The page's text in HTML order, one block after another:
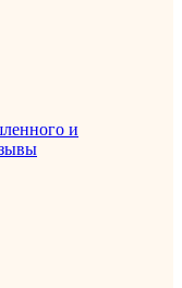
и